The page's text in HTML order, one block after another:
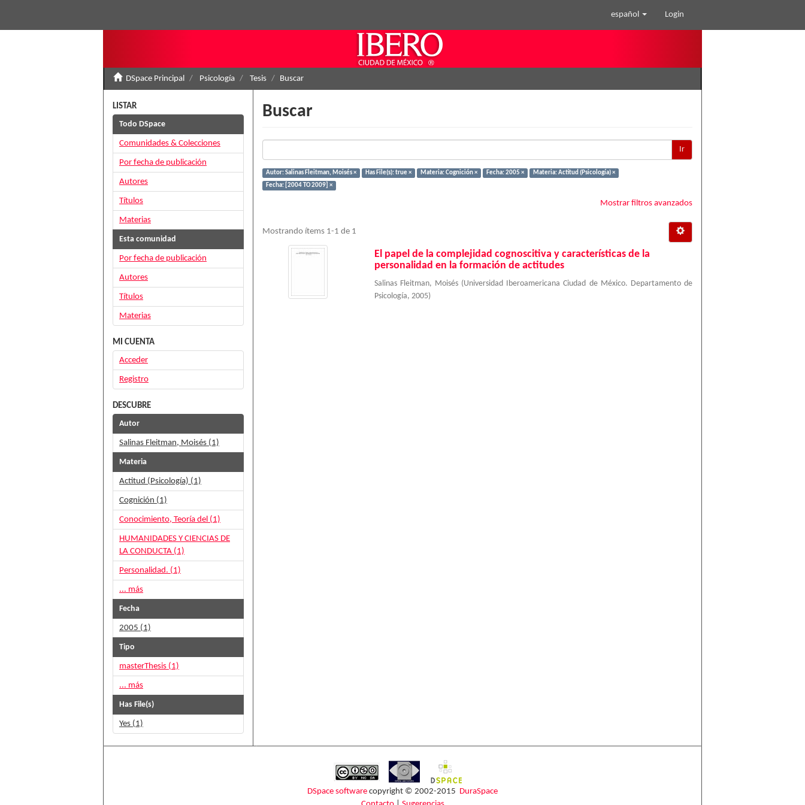
español Login
DSpace Principal Psicología Tesis Buscar
Buscar
Ir
Autor: Salinas Fleitman, Moisés × Has File(s): true × Materia: Cognición × Fecha: 2005 ×
Materia: Actitud (Psicología) ×
Fecha: [2004 TO 2009] ×
Mostrar filtros avanzados
Mostrando ítems 1-1 de 1
El papel de la complejidad cognoscitiva y características de la
personalidad en la formación de actitudes
Salinas Fleitman, Moisés (Universidad Iberoamericana Ciudad de México. Departamento de
Psicología, 2005)
LISTAR
Todo DSpace
Comunidades & Colecciones
Por fecha de publicación
Autores
Títulos
Materias
Esta comunidad
Por fecha de publicación
Autores
Títulos
Materias
MI CUENTA
Acceder
Registro
DESCUBRE
Autor
Salinas Fleitman, Moisés (1)
Materia
Actitud (Psicología) (1)
Cognición (1)
Conocimiento, Teoría del (1)
HUMANIDADES Y CIENCIAS DE
LA CONDUCTA (1)
Personalidad. (1)
... más
Fecha
2005 (1)
Tipo
masterThesis (1)
... más
Has File(s)
Yes (1)
DSpace software copyright © 2002-2015 DuraSpace